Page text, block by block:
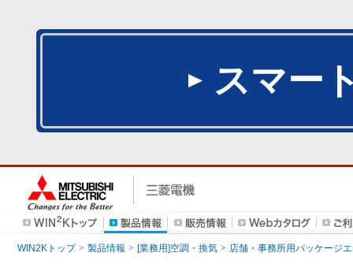
スマー
WIN2Kトップ 製品情報 [業務用]空調・換気 店舗・事務所用パッケージ